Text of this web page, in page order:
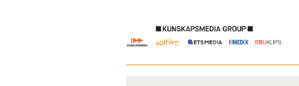
Content